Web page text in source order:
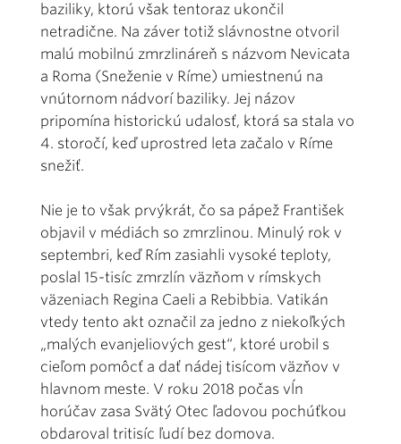
baziliky, ktorú však tentoraz ukončil
netradične. Na záver totiž slávnostne otvoril
malú mobilnú zmrzlináreň s názvom Nevicata
a Roma (Sneženie v Ríme) umiestnenú na
vnútornom nádvorí baziliky. Jej názov
pripomína historickú udalosť, ktorá sa stala vo
4. storočí, keď uprostred leta začalo v Ríme
snežiť.
Nie je to však prvýkrát, čo sa pápež František
objavil v médiách so zmrzlinou. Minulý rok v
septembri, keď Rím zasiahli vysoké teploty,
poslal 15-tisíc zmrzlín väzňom v rímskych
väzeniach Regina Caeli a Rebibbia. Vatikán
vtedy tento akt označil za jedno z niekoľkých
„malých evanjeliových gest“, ktoré urobil s
cieľom pomôcť a dať nádej tisícom väzňov v
hlavnom meste. V roku 2018 počas vĺn
horúčav zasa Svätý Otec ľadovou pochúťkou
obdaroval tritisíc ľudí bez domova.